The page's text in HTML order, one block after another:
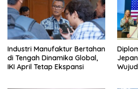
Industri Manufaktur Bertahan
di Tengah Dinamika Global,
IKI April Tetap Ekspansi